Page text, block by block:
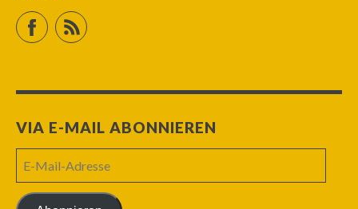
FacebookRSS Feed
VIA E-MAIL ABONNIEREN
Mail-
Adresse